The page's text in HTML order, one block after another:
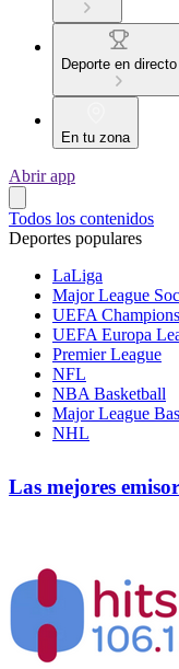
Deporte en directo
En tu zona
Abrir app
Todos los contenidos
Deportes populares
LaLiga
Major League
UEFA
UEFA Europa
Premier League
NFL
NBA Basketball
Major League
NHL
Las mejores